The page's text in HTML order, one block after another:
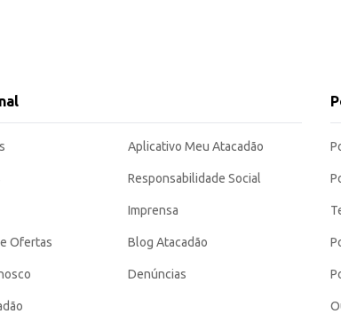
para quem busca qualidade e economia na compra de
Ofertas
Aplicativo Meu Atacadão
Responsabilidade Social
Imprensa
Blog Atacadão
Denúncias